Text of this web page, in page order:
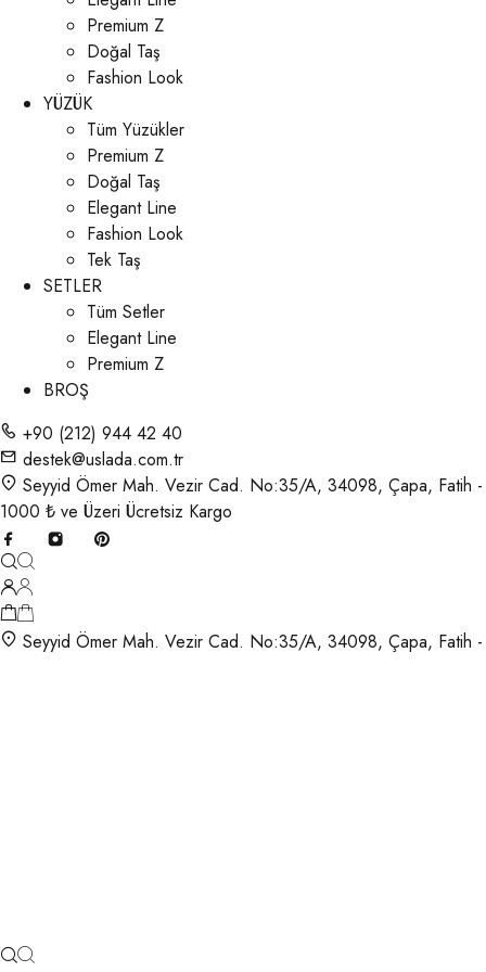
Premium Z
Doğal Taş
Fashion Look
YÜZÜK
Tüm Yüzükler
Premium Z
Doğal Taş
Elegant Line
Fashion Look
Tek Taş
SETLER
Tüm Setler
Elegant Line
Premium Z
BROŞ
+90 (212) 944 42 40
destek@uslada.com.tr
Seyyid Ömer Mah. Vezir Cad. No:35/A, 34098, Çapa, Fatih
1000 ₺ ve Üzeri Ücretsiz Kargo
Seyyid Ömer Mah. Vezir Cad. No:35/A, 34098, Çapa, Fatih